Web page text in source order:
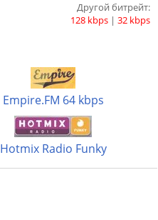
Другой битрейт:
128 kbps| 32 kbps
Empire.FM 64 kbps
Hotmix Radio Funky